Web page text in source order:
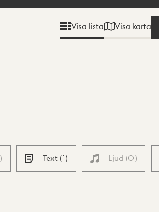
Visa lista Visa karta
) Text (1) Ljud (0)